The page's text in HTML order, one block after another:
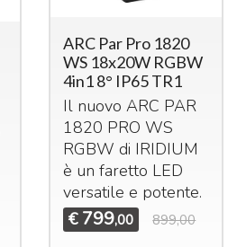
ARC Par Pro 1820
WS 18x20W RGBW
4in1 8° IP65 TR1
Il nuovoARC PAR
1820 PRO WS
RGBW di IRIDIUM
è un faretto LED
versatile e potente.
€ 799,00 899,00